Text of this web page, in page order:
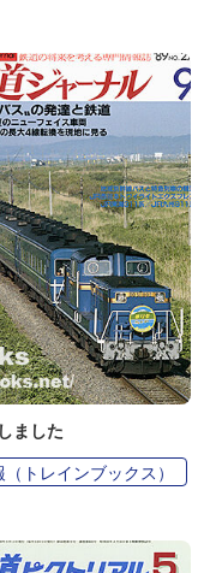
ました
トレインブックス）